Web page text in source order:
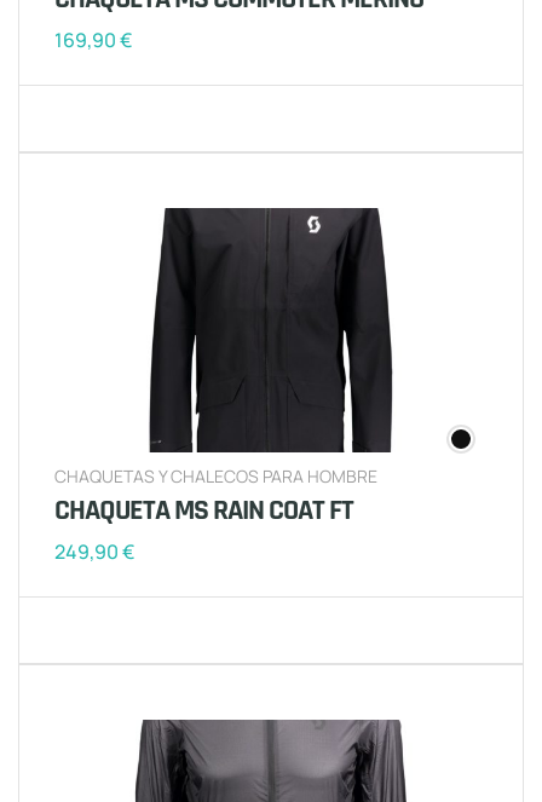
169,90€
CHAQUETAS Y CHALECOS PARA HOMBRE
CHAQUETA MS RAIN COAT FT
249,90€